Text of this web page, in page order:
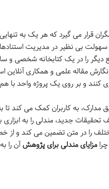
قرار می گیرد که هر یک به
بی نظیر در مدیریت
دیگر را در یک کتابخانه شخصی و
نگارش مقاله علمی و همکاری
کنند و بر روی یک پروژه واحد با
مدارک، به کاربران کمک می کند
تحقیقات جدید، مندلی را به
را در متن تضمین می کند و از
مزایای مندلی برای پژوهشآن را